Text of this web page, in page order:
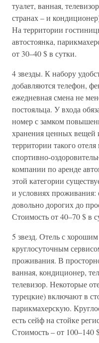
туалет, ванная,
странах – и
На территории
автостоянка,
от 30–40 $ в сутки.
4 звезды. К набору
добавляются телефон,
ежедневная смена не
постояльца. У входа
номер с замком
хранения ценных вещей
территории такого
спортивно-
компании по аренде
этой категории
и условиях
довольно дорогих до
Стоимость от 40–70 $ в
5 звезд. Отель с
круглосуточным
проживания. В
ванная, кондиционер,
телевизор. Некоторые
турецкие) включают в
парикмахерскую.
есть сейф на стойке
Стоимость – от 100–140